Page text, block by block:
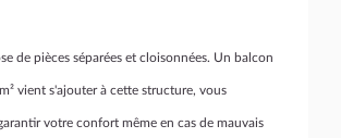
de pièces séparées et cloisonnées. Un balcon
vient s'ajouter à cette structure, vous
votre confort même en cas de mauvais